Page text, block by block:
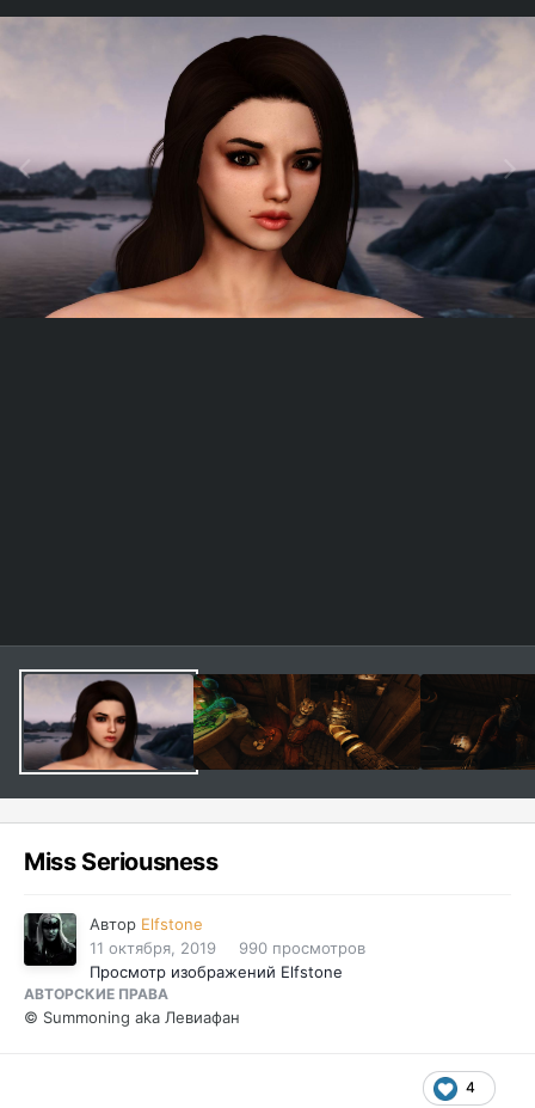
Miss Seriousness
Автор Elfstone
11 октября, 2019
990 просмотров
Просмотр изображений Elfstone
АВТОРСКИЕ ПРАВА
© Summoning aka Левиафан
4